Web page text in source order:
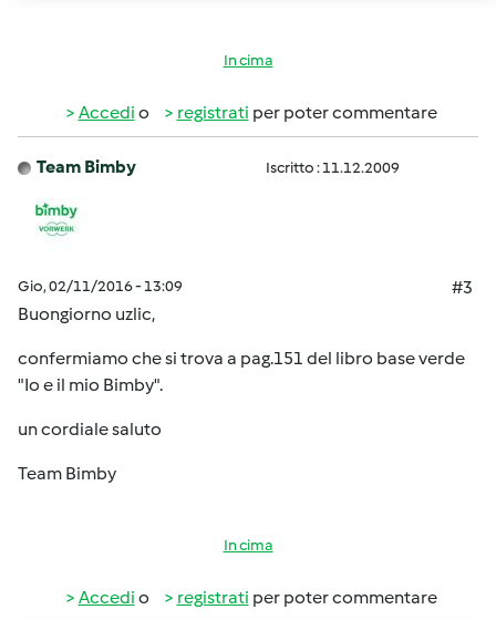
In cima
Accedi o registrati per poter commentare
Team Bimby Iscritto : 11.12.2009
Gio, 02/11/2016 - 13:09
#3
Buongiorno uzlic,
confermiamo che si trova a pag.151 del libro base verde
"Io e il mio Bimby".
un cordiale saluto
Team Bimby
In cima
Accedi o registrati per poter commentare